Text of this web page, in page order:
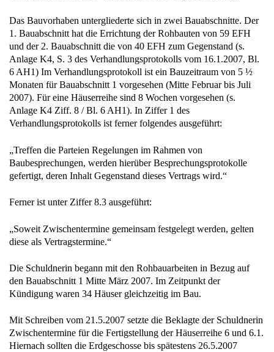
Das Bauvorhaben untergliederte sich in zwei Bauabschnitte. Der
1. Bauabschnitt hat die Errichtung der Rohbauten von 59 EFH
und der 2. Bauabschnitt die von 40 EFH zum Gegenstand (s.
Anlage K4, S. 3 des Verhandlungsprotokolls vom 16.1.2007, Bl.
6 AH1) Im Verhandlungsprotokoll ist ein Bauzeitraum von 5 ½
Monaten für Bauabschnitt 1 vorgesehen (Mitte Februar bis Juli
2007). Für eine Häuserreihe sind 8 Wochen vorgesehen (s.
Anlage K4 Ziff. 8 / Bl. 6 AH1). In Ziffer 1 des
Verhandlungsprotokolls ist ferner folgendes ausgeführt:
„Treffen die Parteien Regelungen im Rahmen von
Baubesprechungen, werden hierüber Besprechungsprotokolle
gefertigt, deren Inhalt Gegenstand dieses Vertrags wird.“
Ferner ist unter Ziffer 8.3 ausgeführt:
„Soweit Zwischentermine gemeinsam festgelegt werden, gelten
diese als Vertragstermine.“
Die Schuldnerin begann mit den Rohbauarbeiten in Bezug auf
den Bauabschnitt 1 Mitte März 2007. Im Zeitpunkt der
Kündigung waren 34 Häuser gleichzeitig im Bau.
Mit Schreiben vom 21.5.2007 setzte die Beklagte der Schuldnerin
Zwischentermine für die Fertigstellung der Häuserreihe 6 und 6.1.
Hiernach sollten die Erdgeschosse bis spätestens 26.5.2007